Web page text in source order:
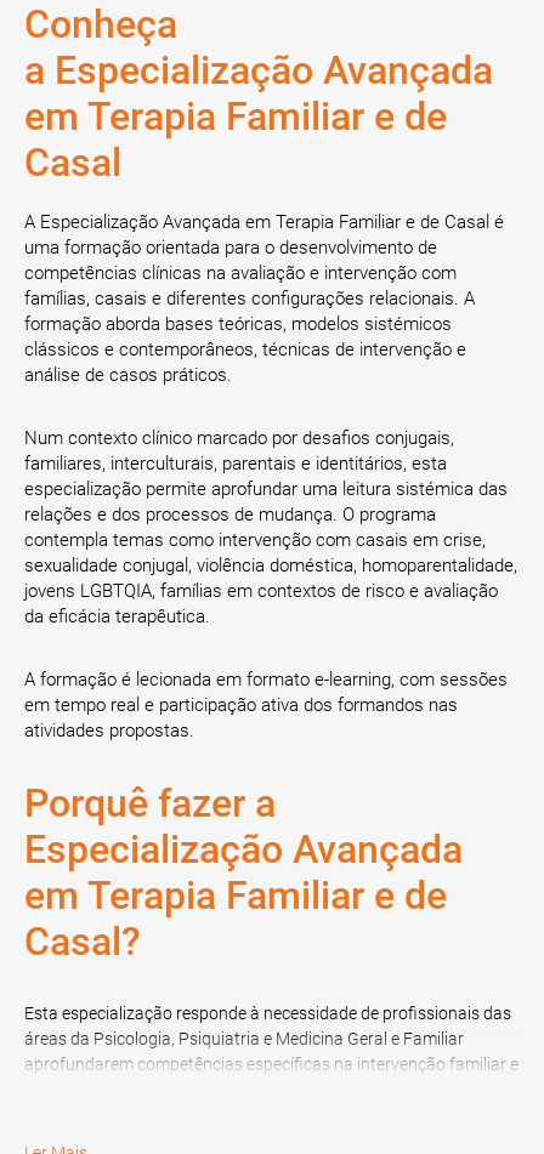
Conheça
a Especialização Avançada
em Terapia Familiar e de
Casal
A Especialização Avançada em Terapia Familiar e de Casal é
uma formação orientada para o desenvolvimento de
competências clínicas na avaliação e intervenção com
famílias, casais e diferentes configurações relacionais. A
formação aborda bases teóricas, modelos sistémicos
clássicos e contemporâneos, técnicas de intervenção e
análise de casos práticos.
Num contexto clínico marcado por desafios conjugais,
familiares, interculturais, parentais e identitários, esta
especialização permite aprofundar uma leitura sistémica das
relações e dos processos de mudança. O programa
contempla temas como intervenção com casais em crise,
sexualidade conjugal, violência doméstica, homoparentalidade,
jovens LGBTQIA, famílias em contextos de risco e avaliação
da eficácia terapêutica.
A formação é lecionada em formato e-learning, com sessões
em tempo real e participação ativa dos formandos nas
atividades propostas.
Porquê fazer a
Especialização Avançada
em Terapia Familiar e de
Casal?
Esta especialização responde à necessidade de profissionais das
áreas da Psicologia, Psiquiatria e Medicina Geral e Familiar
aprofundarem competências específicas na intervenção familiar e